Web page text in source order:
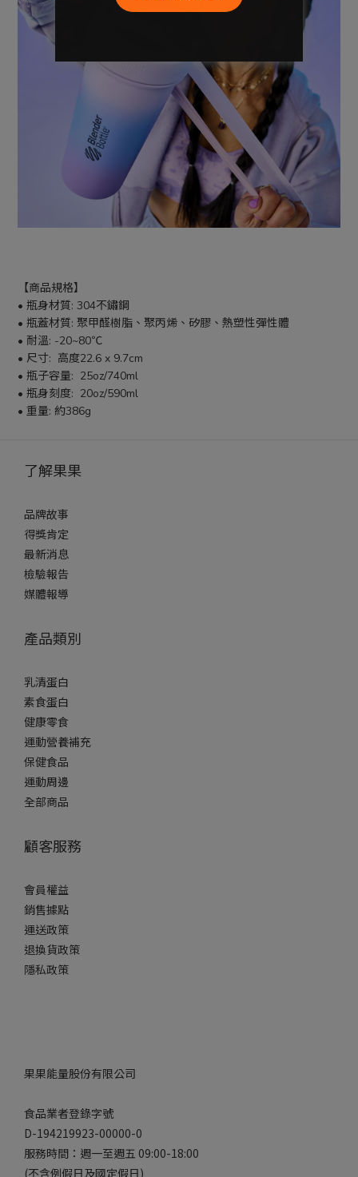
【商品規格】
• 瓶身材質: 304不鏽鋼
• 瓶蓋材質: 聚甲醛樹脂、聚丙烯、矽膠、熱塑性彈性體
• 耐溫: -20~80℃
• 尺寸:  高度22.6 x 9.7cm
• 瓶子容量:  25oz/740ml
• 瓶身刻度:  20oz/590ml
• 重量: 約386g
了解果果
品牌故事
得獎肯定
最新消息
檢驗報告
媒體報導
產品類別
乳清蛋白
素食蛋白
健康零食
運動營養補充
保健食品
運動周邊
全部商品
顧客服務
會員權益
銷售據點
運送政策
退換貨政策
隱私政策
果果能量股份有限公司
食品業者登錄字號
D-194219923-00000-0
服務時間：週一至週五 09:00-18:00
(不含例假日及國定假日)